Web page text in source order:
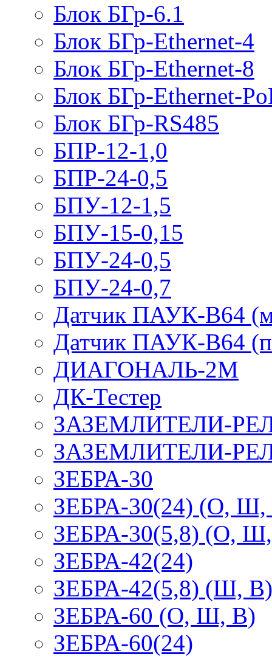
Блок БГр-6.1
Блок БГр-Ethernet-4
Блок БГр-Ethernet-8
Блок БГр-Ethernet-
Блок БГр-RS485
БПР-12-1,0
БПР-24-0,5
БПУ-12-1,5
БПУ-15-0,15
БПУ-24-0,5
БПУ-24-0,7
Датчик ПАУК-В64
Датчик ПАУК-В64
ДИАГОНАЛЬ-2М
ДК-Тестер
ЗАЗЕМЛИТЕЛИ-
ЗАЗЕМЛИТЕЛИ-
ЗЕБРА-30
ЗЕБРА-30(24) (О,
ЗЕБРА-30(5,8) (О,
ЗЕБРА-42(24)
ЗЕБРА-42(5,8) (Ш, В)
ЗЕБРА-60 (О, Ш, В)
ЗЕБРА-60(24)